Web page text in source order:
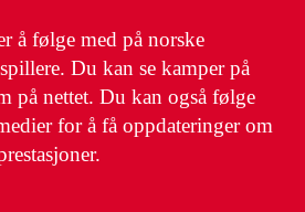
å følge med på norske
Du kan se kamper på
på nettet. Du kan også følge
for å få oppdateringer om